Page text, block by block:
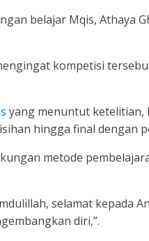
belajar Mqis, Athaya
kompetisi
yang menuntut ketelitian,
hingga final dengan
metode
selamat kepada
diri,”.